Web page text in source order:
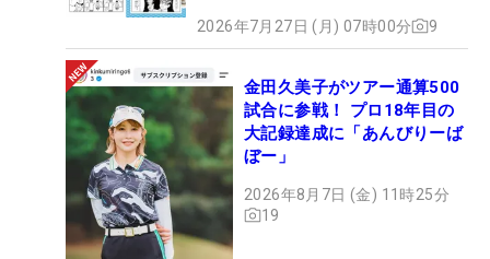
2026年7月27日 (月) 07時00分 9
金田久美子がツアー通算500
試合に参戦！ プロ18年目の
大記録達成に「あんびりーば
ぼー」
2026年8月7日 (金) 11時25分
19